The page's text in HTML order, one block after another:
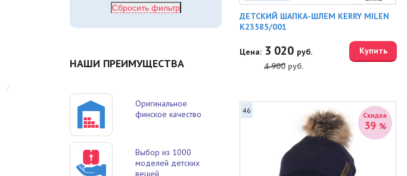
Сбросить фильтр
НАШИ ПРЕИМУЩЕСТВА
Оригинальное
финское качество
Выбор из 1000
моделей детских
вещей
ДЕТСКИЙ ШАПКА-ШЛЕМ KERRY MILEN
K23585/001
Цена: 3 020 руб.
4 900 руб.
Купить
Скидка
39 %
46